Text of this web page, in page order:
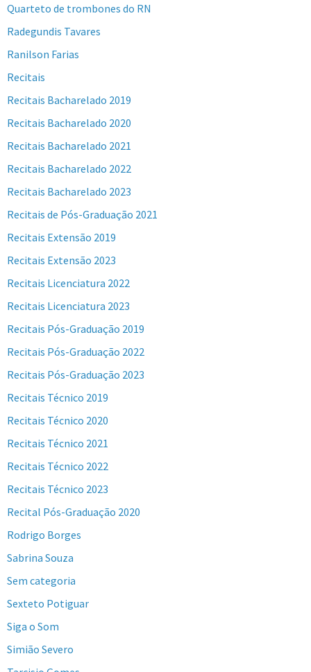
Quarteto de trombones do RN
Radegundis Tavares
Ranilson Farias
Recitais
Recitais Bacharelado 2019
Recitais Bacharelado 2020
Recitais Bacharelado 2021
Recitais Bacharelado 2022
Recitais Bacharelado 2023
Recitais de Pós-Graduação 2021
Recitais Extensão 2019
Recitais Extensão 2023
Recitais Licenciatura 2022
Recitais Licenciatura 2023
Recitais Pós-Graduação 2019
Recitais Pós-Graduação 2022
Recitais Pós-Graduação 2023
Recitais Técnico 2019
Recitais Técnico 2020
Recitais Técnico 2021
Recitais Técnico 2022
Recitais Técnico 2023
Recital Pós-Graduação 2020
Rodrigo Borges
Sabrina Souza
Sem categoria
Sexteto Potiguar
Siga o Som
Simião Severo